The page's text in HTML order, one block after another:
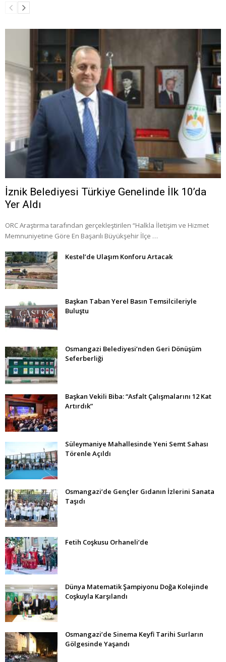
İznik Belediyesi Türkiye Genelinde İlk 10’da
Yer Aldı
ORC Araştırma tarafından gerçekleştirilen “Halkla İletişim ve Hizmet
Memnuniyetine Göre En Başarılı Büyükşehir İlçe …
Kestel’de Ulaşım Konforu Artacak
Başkan Taban Yerel Basın Temsilcileriyle
Buluştu
Osmangazi Belediyesi’nden Geri Dönüşüm
Seferberliği
Başkan Vekili Biba: “Asfalt Çalışmalarını 12 Kat
Artırdık”
Süleymaniye Mahallesinde Yeni Semt Sahası
Törenle Açıldı
Osmangazi’de Gençler Gıdanın İzlerini Sanata
Taşıdı
Fetih Coşkusu Orhaneli’de
Dünya Matematik Şampiyonu Doğa Kolejinde
Coşkuyla Karşılandı
Osmangazi’de Sinema Keyfi Tarihi Surların
Gölgesinde Yaşandı